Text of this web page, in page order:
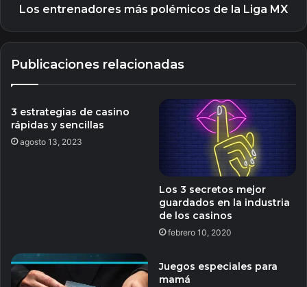
Los entrenadores más polémicos de la Liga MX
Publicaciones relacionadas
3 estrategias de casino
rápidas y sencillas
agosto 13, 2023
Los 3 secretos mejor
guardados en la industria
de los casinos
febrero 10, 2020
Juegos especiales para
mamá